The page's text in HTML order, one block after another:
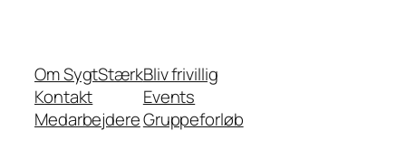
Om SygtStærk
Kontakt
Medarbejdere
Bliv frivillig
Events
Gruppeforløb